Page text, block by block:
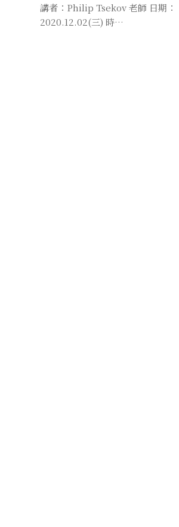
講者：Philip Tsekov 老師 日期：
2020.12.02(三) 時…